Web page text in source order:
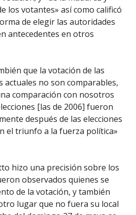
los votantes» así como calificó
de elegir las autoridades
antecedentes en otros
que la votación de las
actuales no son comparables,
comparación con nosotros
[las de 2006] fueron
después de las elecciones
el triunfo a la fuerza política»
hizo una precisión sobre los
observados quienes se
de la votación, y también
lugar que no fuera su local